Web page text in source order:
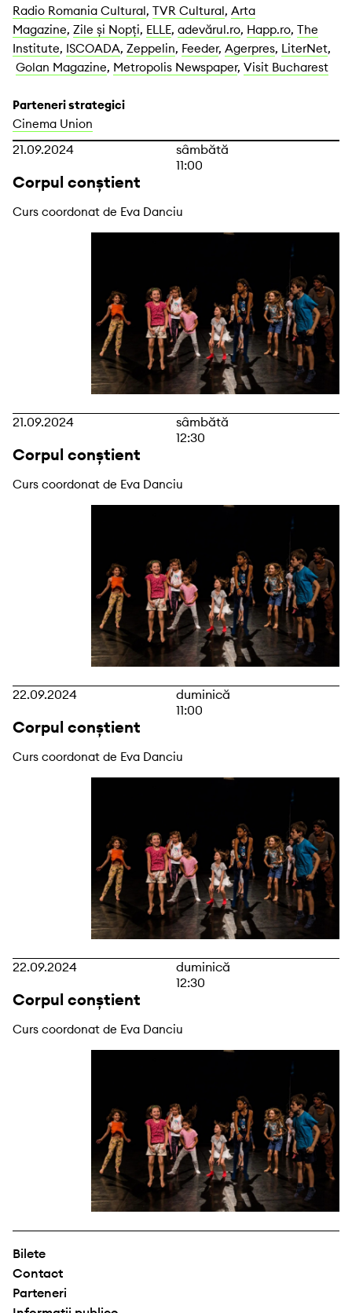
Radio Romania Cultural, TVR Cultural, Arta
Magazine, Zile și Nopți, ELLE, adevărul.ro, Happ.ro, The
Institute, ISCOADA, Zeppelin, Feeder, Agerpres, LiterNet,
Golan Magazine, Metropolis Newspaper, Visit Bucharest
Parteneri strategici
Cinema Union
21.09.2024
sâmbătă
11:00
Corpul conștient
Curs coordonat de Eva Danciu
21.09.2024
sâmbătă
12:30
Corpul conștient
Curs coordonat de Eva Danciu
22.09.2024
duminică
11:00
Corpul conștient
Curs coordonat de Eva Danciu
22.09.2024
duminică
12:30
Corpul conștient
Curs coordonat de Eva Danciu
Bilete
Contact
Parteneri